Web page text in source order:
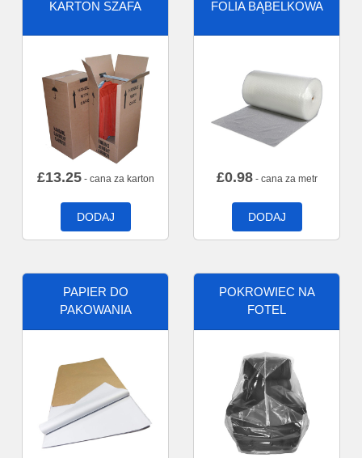
KARTON SZAFA
£13.25- cana za karton
DODAJ
FOLIA BĄBELKOWA
£0.98- cana za metr
DODAJ
PAPIER DO
PAKOWANIA
POKROWIEC NA
FOTEL